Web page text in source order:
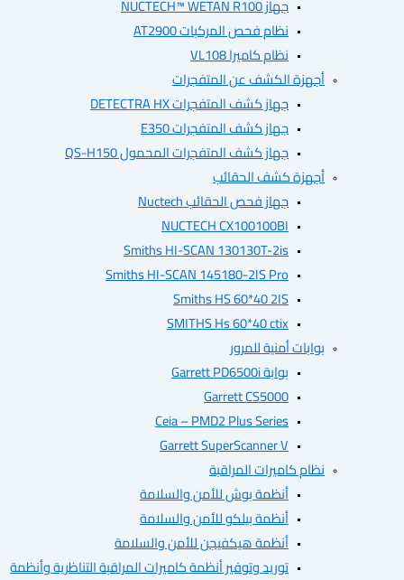
نظام فحص المركبات AT2900
نظام كاميرا VL108
أجهزة الكشف عن المتفجرات
جهاز كشف المتفجرات DETECTRA HX
جهاز كشف المتفجرات E350
جهاز كشف المتفجرات المحمول QS-H150
أجهزة كشف الحقائب
جهاز فحص الحقائب Nuctech
NUCTECH CX100100BI
Smiths HI-SCAN 130130T-2is
Smiths HI-SCAN 145180-2IS Pro
Smiths HS 60*40 2IS
SMITHS Hs 60*40 ctix
بوابات أمنية للمرور
Garrett CS5000
Ceia – PMD2 Plus Series
Garrett SuperScanner V
نظام كاميرات المراقبة
أنظمة بوش للأمن والسلامة
أنظمة بيلكو للأمن والسلامة
أنظمة هيكفيجن للأمن والسلامة
توريد وتوفير أنظمة كاميرات المراقبة التناظرية وأنظمة